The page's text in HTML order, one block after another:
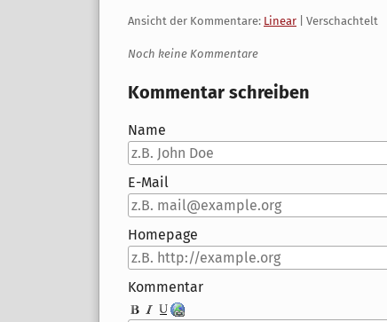
Ansicht der Kommentare: Linear | Verschachtelt
Noch keine Kommentare
Kommentar schreiben
Name
E-Mail
Homepage
Kommentar